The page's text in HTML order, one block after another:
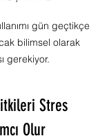
gün geçtikçe
bilimsel olarak
gerekiyor.
Stres
Olur